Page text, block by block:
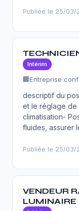
Publiée le 25/03/
Intérim
🏢Entreprise
descriptif du
et le réglage de
climatisation-
fluides, assurer
Publiée le 25/03/
VENDEUR